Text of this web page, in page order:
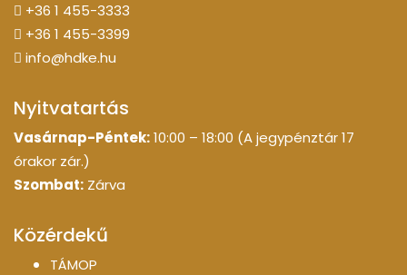
+36 1 455-3333
+36 1 455-3399
info@hdke.hu
Nyitvatartás
Vasárnap-Péntek:10:00 – 18:00 (A jegypénztár 17
órakor zár.)
Szombat: Zárva
Közérdekű
TÁMOP